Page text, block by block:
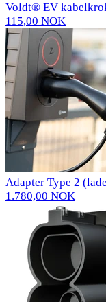
Voldt® EV
115,00 NOK
Adapter Type 2
1.780,00 NOK